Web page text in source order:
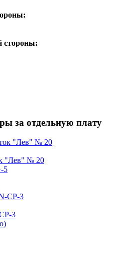
стороны:
за отдельную плату
"Лев" № 20
3